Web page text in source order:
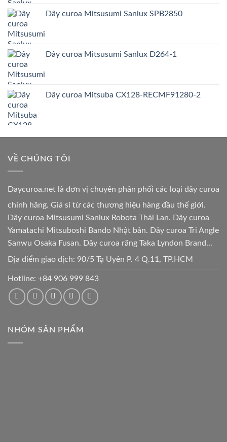
Dây curoa Mitsusumi Sanlux SPB2850
Dây curoa Mitsusumi Sanlux D264-1
Dây curoa Mitsuba CX128-RECMF91280-2
VỀ CHÚNG TÔI
Daycuroa.net là đơn vị chuyên phân phối các loại dây curoa
chính hãng. Giá sỉ từ các thương hiệu hàng đầu thế giới.
Dây curoa Mitsusumi Sanlux Robota Thái Lan. Dây curoa
Yamatachi Mitsuboshi Bando Nhật bản. Dây curoa Tri Angle
Sanwu Osaka Fusan. Dây curoa răng Taka Lyndon Brand...
Địa điểm giao dịch: 90/5 Tạ Uyên P. 4 Q.11, TP.HCM
Hotline: +84 906 999 843
NHÓM SẢN PHẨM